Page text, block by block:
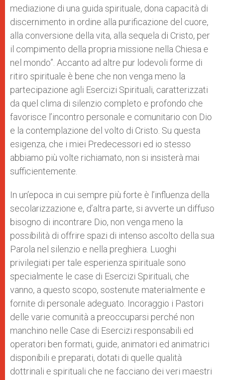
mediazione di una guida spirituale, dona capacità di
discernimento in ordine alla purificazione del cuore,
alla conversione della vita, alla sequela di Cristo, per
il compimento della propria missione nella Chiesa e
nel mondo”. Accanto ad altre pur lodevoli forme di
ritiro spirituale è bene che non venga meno la
partecipazione agli Esercizi Spirituali, caratterizzati
da quel clima di silenzio completo e profondo che
favorisce l’incontro personale e comunitario con Dio
e la contemplazione del volto di Cristo. Su questa
esigenza, che i miei Predecessori ed io stesso
abbiamo più volte richiamato, non si insisterà mai
sufficientemente.
In un’epoca in cui sempre più forte è l’influenza della
secolarizzazione e, d’altra parte, si avverte un diffuso
bisogno di incontrare Dio, non venga meno la
possibilità di offrire spazi di intenso ascolto della sua
Parola nel silenzio e nella preghiera. Luoghi
privilegiati per tale esperienza spirituale sono
specialmente le case di Esercizi Spirituali, che
vanno, a questo scopo, sostenute materialmente e
fornite di personale adeguato. Incoraggio i Pastori
delle varie comunità a preoccuparsi perché non
manchino nelle Case di Esercizi responsabili ed
operatori ben formati, guide, animatori ed animatrici
disponibili e preparati, dotati di quelle qualità
dottrinali e spirituali che ne facciano dei veri maestri